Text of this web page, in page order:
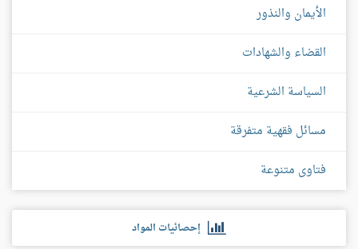
الأيمان والنذور
القضاء والشهادات
السياسة الشرعية
مسائل فقهية متفرقة
فتاوى متنوعة
إحصائيات المواد